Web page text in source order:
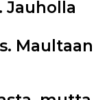
Jauholla
Maultaan